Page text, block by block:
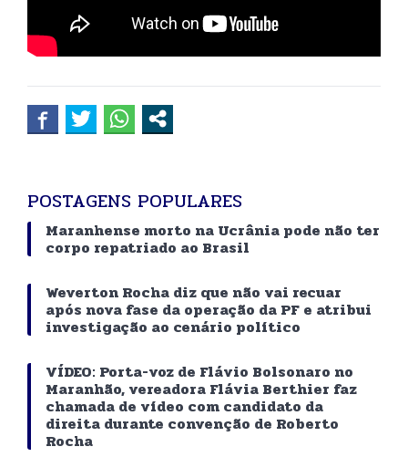
POSTAGENS POPULARES
Maranhense morto na Ucrânia pode não ter
corpo repatriado ao Brasil
Weverton Rocha diz que não vai recuar
após nova fase da operação da PF e atribui
investigação ao cenário político
VÍDEO: Porta-voz de Flávio Bolsonaro no
Maranhão, vereadora Flávia Berthier faz
chamada de vídeo com candidato da
direita durante convenção de Roberto
Rocha